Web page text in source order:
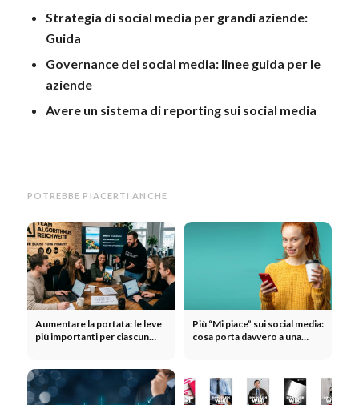
Strategia di social media per grandi aziende:
Guida
Governance dei social media: linee guida per le
aziende
Avere un sistema di reporting sui social media
POTREBBE PIACERTI ANCHE
Aumentare la portata: le leve
più importanti per ciascun
Più “Mi piace” sui social media:
cosa porta davvero a una